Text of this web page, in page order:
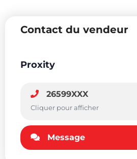
Contact du vendeur
Proxity
26599XXX
Cliquer pour afficher
Message